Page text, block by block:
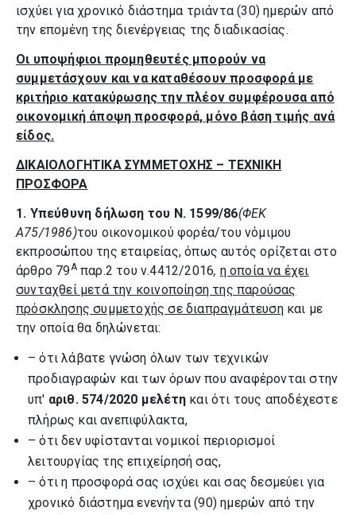
ισχύει για χρονικό διάστημα τριάντα (30) ημερών από
την επομένη της διενέργειας της διαδικασίας.
Οι υποψήφιοι προμηθευτές μπορούν να
συμμετάσχουν και να καταθέσουν προσφορά με
κριτήριο κατακύρωσης την πλέον συμφέρουσα από
οικονομική άποψη προσφορά, μόνο βάση τιμής ανά
είδος.
ΔΙΚΑΙΟΛΟΓΗΤΙΚΑ ΣΥΜΜΕΤΟΧΗΣ – ΤΕΧΝΙΚΗ
ΠΡΟΣΦΟΡΑ
1. Υπεύθυνη δήλωση του Ν. 1599/86(ΦΕΚ
Α75/1986)του οικονομικού φορέα/του νόμιμου
εκπροσώπου της εταιρείας, όπως αυτός ορίζεται στο
άρθρο 79Απαρ.2 του ν.4412/2016, η οποία να έχει
συνταχθεί μετά την κοινοποίηση της παρούσας
πρόσκλησης συμμετοχής σε διαπραγμάτευσηκαι με
την οποία θα δηλώνεται:
– ότι λάβατε γνώση όλων των τεχνικών
προδιαγραφών και των όρων που αναφέρονται στην
υπ' αριθ. 574/2020 μελέτη και ότι τους αποδέχεστε
πλήρως και ανεπιφύλακτα,
– ότι δεν υφίστανται νομικοί περιορισμοί
λειτουργίας της επιχείρησή σας,
– ότι η προσφορά σας ισχύει και σας δεσμεύει για
χρονικό διάστημα ενενήντα (90) ημερών από την